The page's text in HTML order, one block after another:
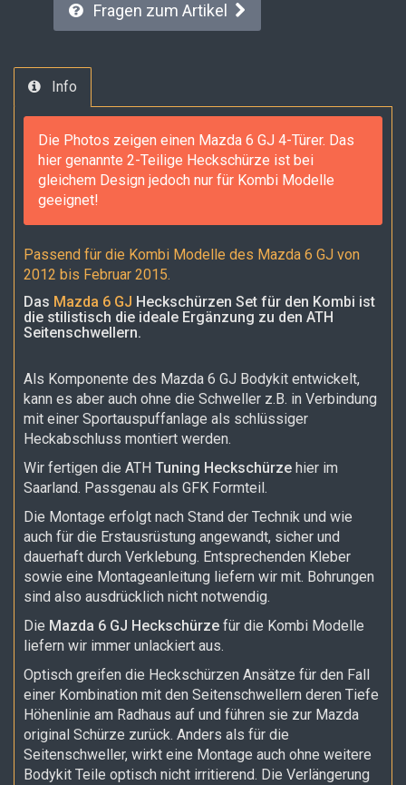
Fragen zum Artikel
Info
Die Photos zeigen einen Mazda 6 GJ 4-Türer. Das
hier genannte 2-Teilige Heckschürze ist bei
gleichem Design jedoch nur für Kombi Modelle
geeignet!
Passend für die Kombi Modelle des Mazda 6 GJ von
2012 bis Februar 2015.
Das Mazda 6 GJ Heckschürzen Set für den Kombi ist
die stilistisch die ideale Ergänzung zu den ATH
Seitenschwellern.
Als Komponente des Mazda 6 GJ Bodykit entwickelt,
kann es aber auch ohne die Schweller z.B. in Verbindung
mit einer Sportauspuffanlage als schlüssiger
Heckabschluss montiert werden.
Wir fertigen die ATH Tuning Heckschürze hier im
Saarland. Passgenau als GFK Formteil.
Die Montage erfolgt nach Stand der Technik und wie
auch für die Erstausrüstung angewandt, sicher und
dauerhaft durch Verklebung. Entsprechenden Kleber
sowie eine Montageanleitung liefern wir mit. Bohrungen
sind also ausdrücklich nicht notwendig.
Die Mazda 6 GJ Heckschürze für die Kombi Modelle
liefern wir immer unlackiert aus.
Optisch greifen die Heckschürzen Ansätze für den Fall
einer Kombination mit den Seitenschwellern deren Tiefe
Höhenlinie am Radhaus auf und führen sie zur Mazda
original Schürze zurück. Anders als für die
Seitenschweller, wirkt eine Montage auch ohne weitere
Bodykit Teile optisch nicht irritierend. Die Verlängerung